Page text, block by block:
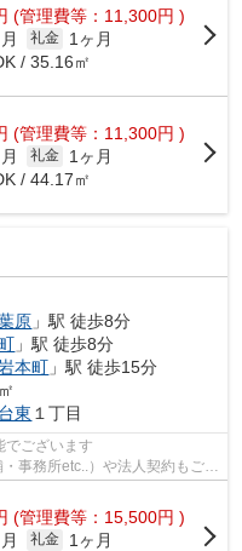
(管理費等：11,300円 )
礼金
1ヶ月
/ 35.16㎡
(管理費等：11,300円 )
礼金
1ヶ月
/ 44.17㎡
原 」駅 徒歩8分
」駅 徒歩8分
本町 」駅 徒歩15分
台東 １丁目
ございます
事務所etc..）や法人契約もご対
(管理費等：15,500円 )
礼金
1ヶ月